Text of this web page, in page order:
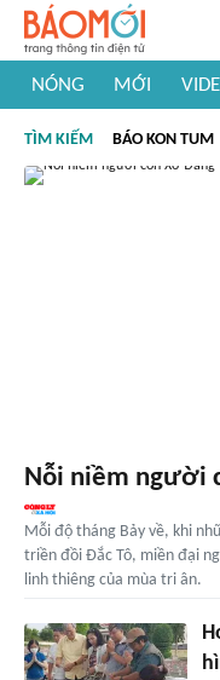
NÓNG MỚI
#Khám phá thế giới
TÌM KIẾM BÁO KON TUM
Nỗi niềm người
Mỗi độ tháng Bảy về, khi
triền đồi Đắc Tô, miền đại
linh thiêng của mùa tri ân.